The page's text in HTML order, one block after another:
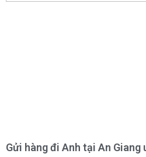
Gửi hàng đi Anh tại An